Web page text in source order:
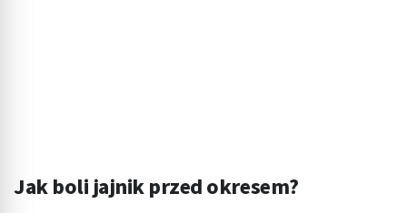
Jak boli jajnik przed okresem?